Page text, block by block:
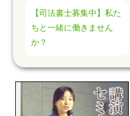
【司法書士募集中】私た
ちと一緒に働きません
か？